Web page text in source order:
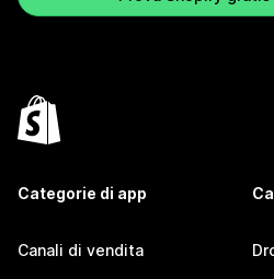
Categorie di app
Canali di vendita